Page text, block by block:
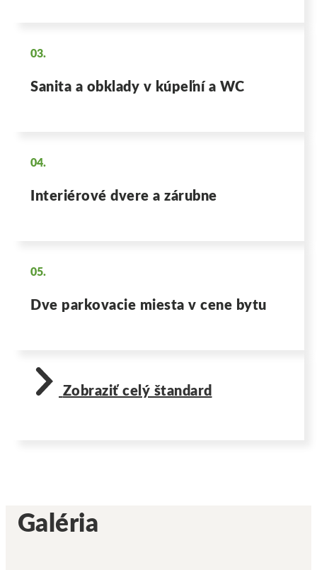
03.
Sanita a obklady v kúpeľní a WC
04.
Interiérové dvere a zárubne
05.
Dve parkovacie miesta v cene bytu
Zobraziť celý štandard
Galéria